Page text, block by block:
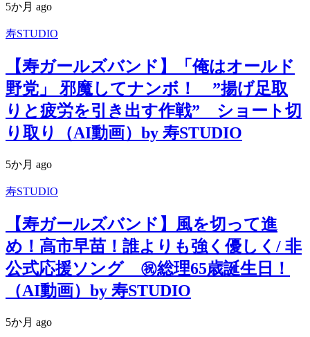
5か月 ago
寿STUDIO
【寿ガールズバンド】「俺はオールド
野党」 邪魔してナンボ！ ”揚げ足取
りと疲労を引き出す作戦” ショート切
り取り（AI動画）by 寿STUDIO
5か月 ago
寿STUDIO
【寿ガールズバンド】風を切って進
め！高市早苗！誰よりも強く優しく/ 非
公式応援ソング ㊗️総理65歳誕生日！
（AI動画）by 寿STUDIO
5か月 ago